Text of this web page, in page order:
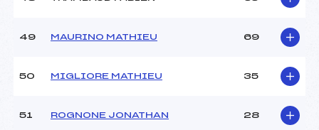
49 MAURINO MATHIEU 69
50 MIGLIORE MATHIEU 35
51 ROGNONE JONATHAN 28